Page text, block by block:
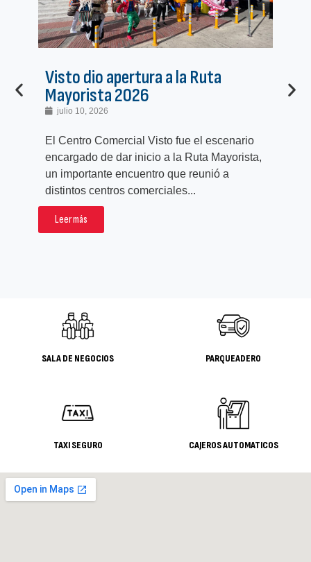
Visto dio apertura a la Ruta
Mayorista 2026
julio 10, 2026
El Centro Comercial Visto fue el escenario
encargado de dar inicio a la Ruta Mayorista,
un importante encuentro que reunió a
distintos centros comerciales...
Leer más
SALA DE NEGOCIOS PARQUEADERO
TAXI SEGURO CAJEROS AUTOMATICOS